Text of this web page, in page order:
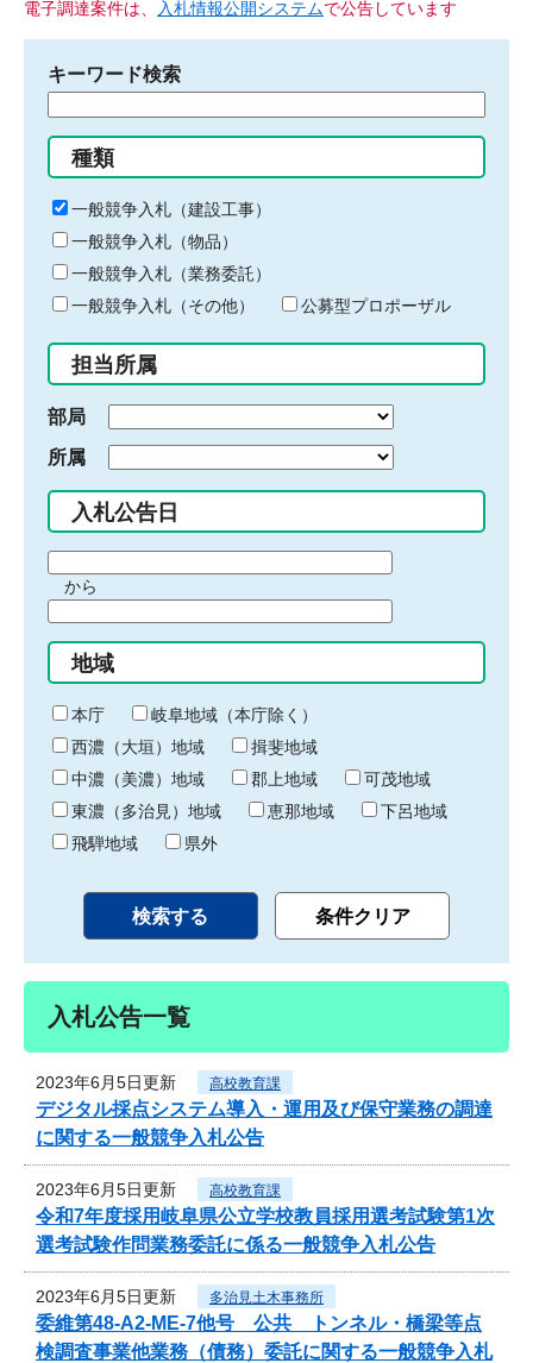
電子調達案件は、 入札情報公開システムで公告しています
キーワード検索
る
キ
ー
ワ
ー
ド
入
力
種類
一般競争入札（建設工事）
一般競争入札（物品）
一般競争入札（業務委託）
一般競争入札（その他）
公募型プロポーザル
担当所属
部局
所属
入札公告日
間
始
り
から
間
終
わ
り
地域
本庁
岐阜地域（本庁除く）
西濃（大垣）地域
揖斐地域
中濃（美濃）地域
郡上地域
可茂地域
東濃（多治見）地域
恵那地域
下呂地域
飛騨地域
県外
入札公告一覧
2023年6月5日更新 高校教育課
デジタル採点システム導入・運用及び保守業務の調達
に関する一般競争入札公告
2023年6月5日更新 高校教育課
令和7年度採用岐阜県公立学校教員採用選考試験第1次
選考試験作問業務委託に係る一般競争入札公告
2023年6月5日更新 多治見土木事務所
委維第48-A2-ME-7他号 公共 トンネル・橋梁等点
検調査事業他業務（債務）委託に関する一般競争入札